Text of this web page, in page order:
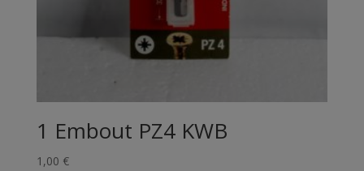
1 Embout PZ4 KWB
1,00 €